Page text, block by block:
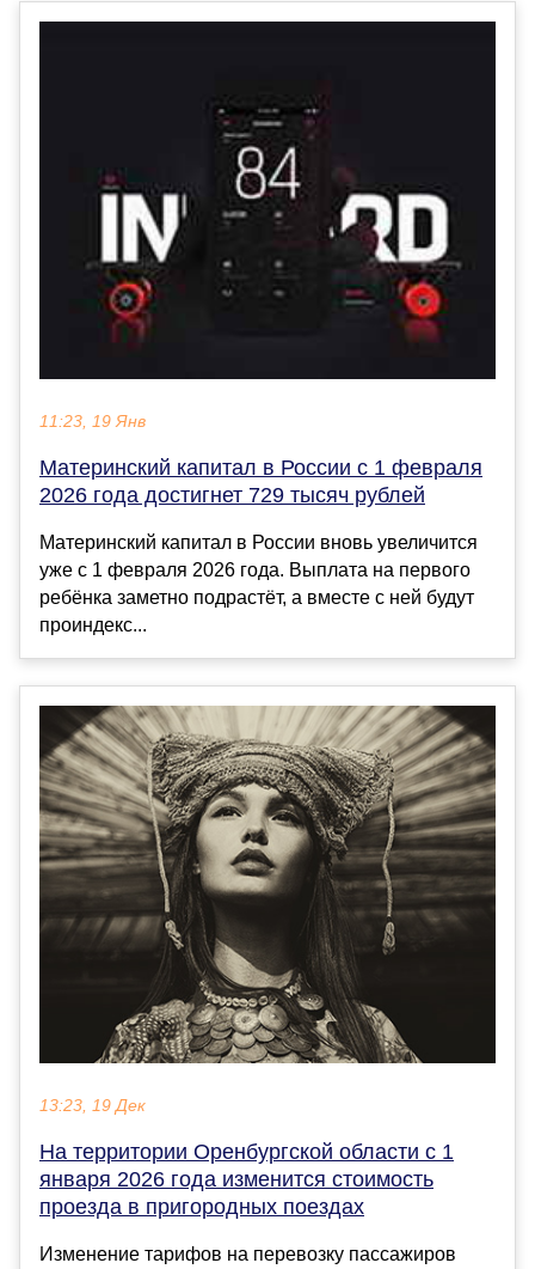
11:23, 19 Янв
Материнский капитал в России с 1 февраля
2026 года достигнет 729 тысяч рублей
Материнский капитал в России вновь увеличится
уже с 1 февраля 2026 года. Выплата на первого
ребёнка заметно подрастёт, а вместе с ней будут
проиндекс...
13:23, 19 Дек
На территории Оренбургской области с 1
января 2026 года изменится стоимость
проезда в пригородных поездах
Изменение тарифов на перевозку пассажиров